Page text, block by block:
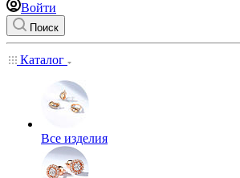
Войти
Поиск
Каталог
Все изделия